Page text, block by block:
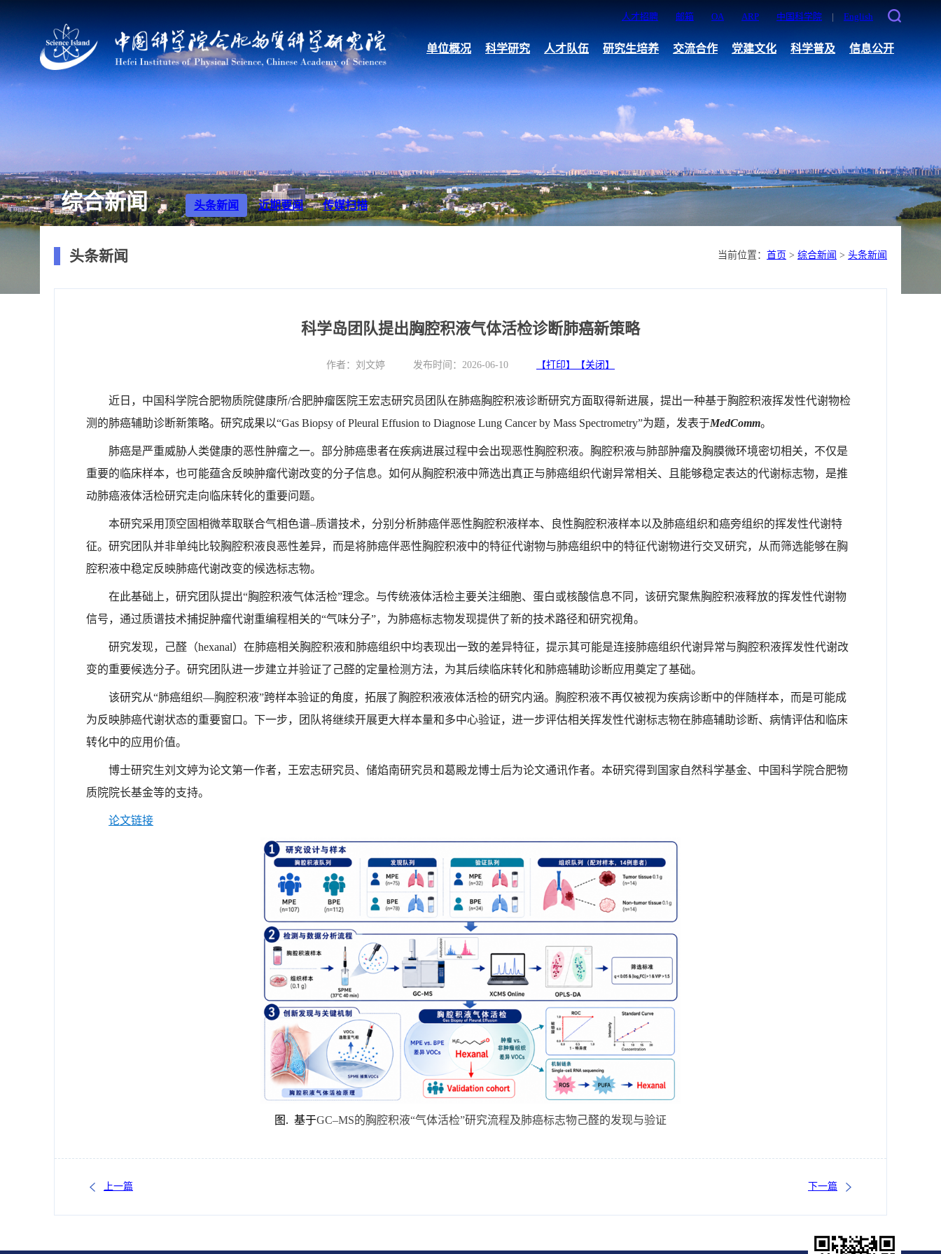
人才招聘 邮箱 OA ARP 中国科学院 | English
单位概况 科学研究 人才队伍 研究生培养 交流合作 党建文化 科学普及 信息公开
综合新闻 头条新闻 近期要闻 传媒扫描
头条新闻 当前位置： 首页 > 综合新闻 > 头条新闻
科学岛团队提出胸腔积液气体活检诊断肺癌新策略
作者： 刘文婷 发布时间：2026-06-10 【打印】 【关闭】
近日，中国科学院合肥物质院健康所/合肥肿瘤医院王宏志研究员团队在肺癌胸腔积液诊断研究方面取得新进展， 提出一种基于胸腔积液挥发性代谢物检
测的肺癌辅助诊断新策略。 研究成果以“Gas Biopsy of Pleural Effusion to Diagnose Lung Cancer by Mass Spectrometry”为题，发表于MedComm。
肺癌是严重威胁人类健康的恶性肿瘤之一。部分肺癌患者在疾病进展过程中会出现恶性胸腔积液。胸腔积液与肺部肿瘤及胸膜微环境密切相关，不仅是
重要的临床样本，也可能蕴含反映肿瘤代谢改变的分子信息。如何从胸腔积液中筛选出真正与肺癌组织代谢异常相关、且能够稳定表达的代谢标志物，是推
动肺癌液体活检研究走向临床转化的重要问题。
本研究采用顶空固相微萃取联合气相色谱–质谱技术，分别分析肺癌伴恶性胸腔积液样本、良性胸腔积液样本以及肺癌组织和癌旁组织的挥发性代谢特
征。研究团队并非单纯比较胸腔积液良恶性差异，而是将肺癌伴恶性胸腔积液中的特征代谢物与肺癌组织中的特征代谢物进行交叉研究，从而筛选能够在胸
腔积液中稳定反映肺癌代谢改变的候选标志物。
在此基础上，研究团队提出“胸腔积液气体活检”理念。与传统液体活检主要关注细胞、蛋白或核酸信息不同，该研究聚焦胸腔积液释放的挥发性代谢物
信号，通过质谱技术捕捉肿瘤代谢重编程相关的“气味分子”，为肺癌标志物发现提供了新的技术路径和研究视角。
研究发现，己醛（hexanal）在肺癌相关胸腔积液和肺癌组织中均表现出一致的差异特征，提示其可能是连接肺癌组织代谢异常与胸腔积液挥发性代谢改
变的重要候选分子。研究团队进一步建立并验证了己醛的定量检测方法，为其后续临床转化和肺癌辅助诊断应用奠定了基础。
该研究从“肺癌组织—胸腔积液”跨样本验证的角度，拓展了胸腔积液液体活检的研究内涵。胸腔积液不再仅被视为疾病诊断中的伴随样本，而是可能成
为反映肺癌代谢状态的重要窗口。下一步，团队将继续开展更大样本量和多中心验证，进一步评估相关挥发性代谢标志物在肺癌辅助诊断、病情评估和临床
转化中的应用价值。
博士研究生刘文婷为论文第一作者，王宏志研究员、储焰南研究员和葛殿龙博士后为论文通讯作者。 本研究得到国家自然科学基金、中国科学院合肥物
质院院长基金等的支持。
论文链接
图. 基于GC–MS的胸腔积液“气体活检”研究流程及肺癌标志物己醛的发现与验证
上一篇 下一篇